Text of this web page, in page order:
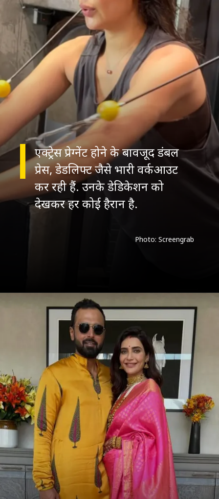
एक्ट्रेस प्रेग्नेंट होने के बावजूद डंबल
प्रेस, डेडलिफ्ट जैसे भारी वर्कआउट
कर रही हैं. उनके डेडिकेशन को
देखकर हर कोई हैरान है.
Photo: Screengrab